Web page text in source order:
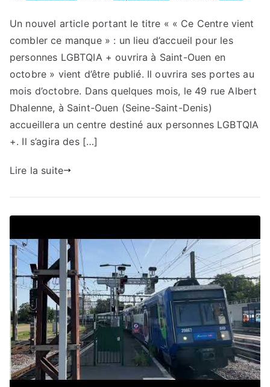
Un nouvel article portant le titre « « Ce Centre vient
combler ce manque » : un lieu d’accueil pour les
personnes LGBTQIA + ouvrira à Saint-Ouen en
octobre » vient d’être publié. Il ouvrira ses portes au
mois d’octobre. Dans quelques mois, le 49 rue Albert
Dhalenne, à Saint-Ouen (Seine-Saint-Denis)
accueillera un centre destiné aux personnes LGBTQIA
+. Il s’agira des […]
Lire la suite